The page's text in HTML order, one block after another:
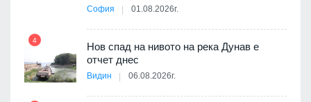
София 01.08.2026г.
4
Нов спад на нивото на река Дунав е
отчет днес
Видин 06.08.2026г.